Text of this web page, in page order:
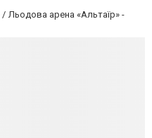
Льодова арена «Альтаїр» -